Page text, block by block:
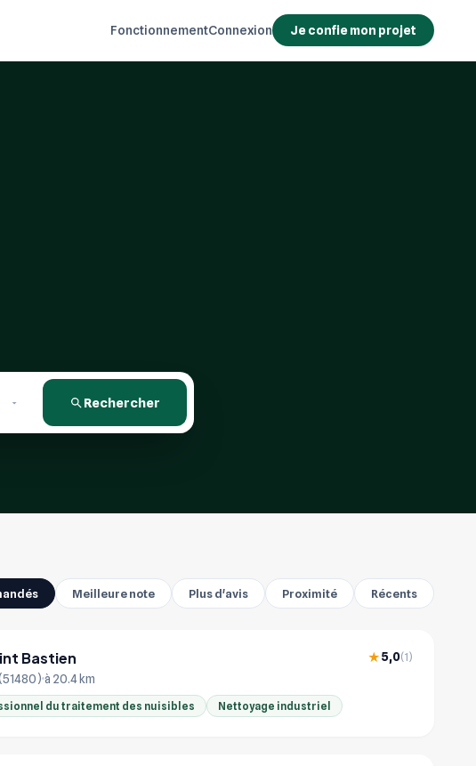
FonctionnementConnexion Je confie mon projet
Rechercher
Meilleure note Plus d'avis Proximité Récents
Bastien ★5,0(1)
à 20.4 km
du traitement des nuisibles Nettoyage industriel